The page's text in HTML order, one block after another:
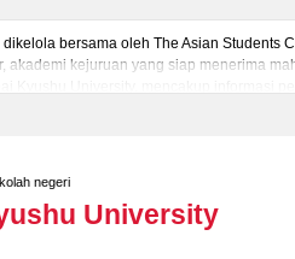
bersama oleh The Asian
akademi kejuruan yang siap menerima
Kyushu University, mencakup informasi
negeri
University